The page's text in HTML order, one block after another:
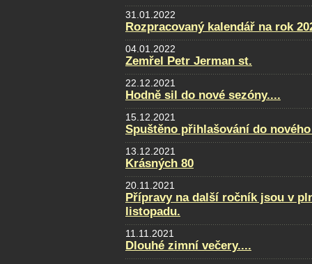
31.01.2022
Rozpracovaný kalendář na rok
04.01.2022
Zemřel Petr Jerman st.
22.12.2021
Hodně sil do nové sezóny....
15.12.2021
Spuštěno přihlašování do
13.12.2021
Krásných 80
20.11.2021
Přípravy na další ročník jsou v
listopadu.
11.11.2021
Dlouhé zimní večery....